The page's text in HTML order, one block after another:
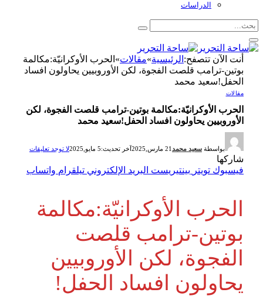
الدراسات
أنت الآن تتصفح:الرئيسية»مقالات»الحرب الأوكرانيّة:مكالمة
بوتين-ترامب قلصت الفجوة، لكن الأوروبيين يحاولون افساد
الحفل!سعيد محمد
مقالات
الحرب الأوكرانيّة:مكالمة بوتين-ترامب قلصت الفجوة، لكن
الأوروبيين يحاولون افساد الحفل!سعيد محمد
بواسطة سعيد محمد21 مارس,2025 آخر تحديث:5 مايو,2025 لا توجد تعليقات
شاركها
فيسبوك تويتر بينتيريست البريد الإلكتروني تيلقرام واتساب
الحرب الأوكرانيّة:مكالمة
بوتين-ترامب قلصت
الفجوة، لكن الأوروبيين
يحاولون افساد الحفل!